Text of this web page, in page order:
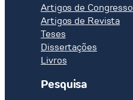
Artigos de Congresso
Artigos de Revista
Teses
Dissertações
Livros
Pesquisa